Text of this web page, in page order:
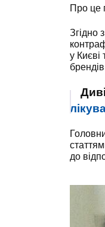
Про це
Згідно
у Києві
до